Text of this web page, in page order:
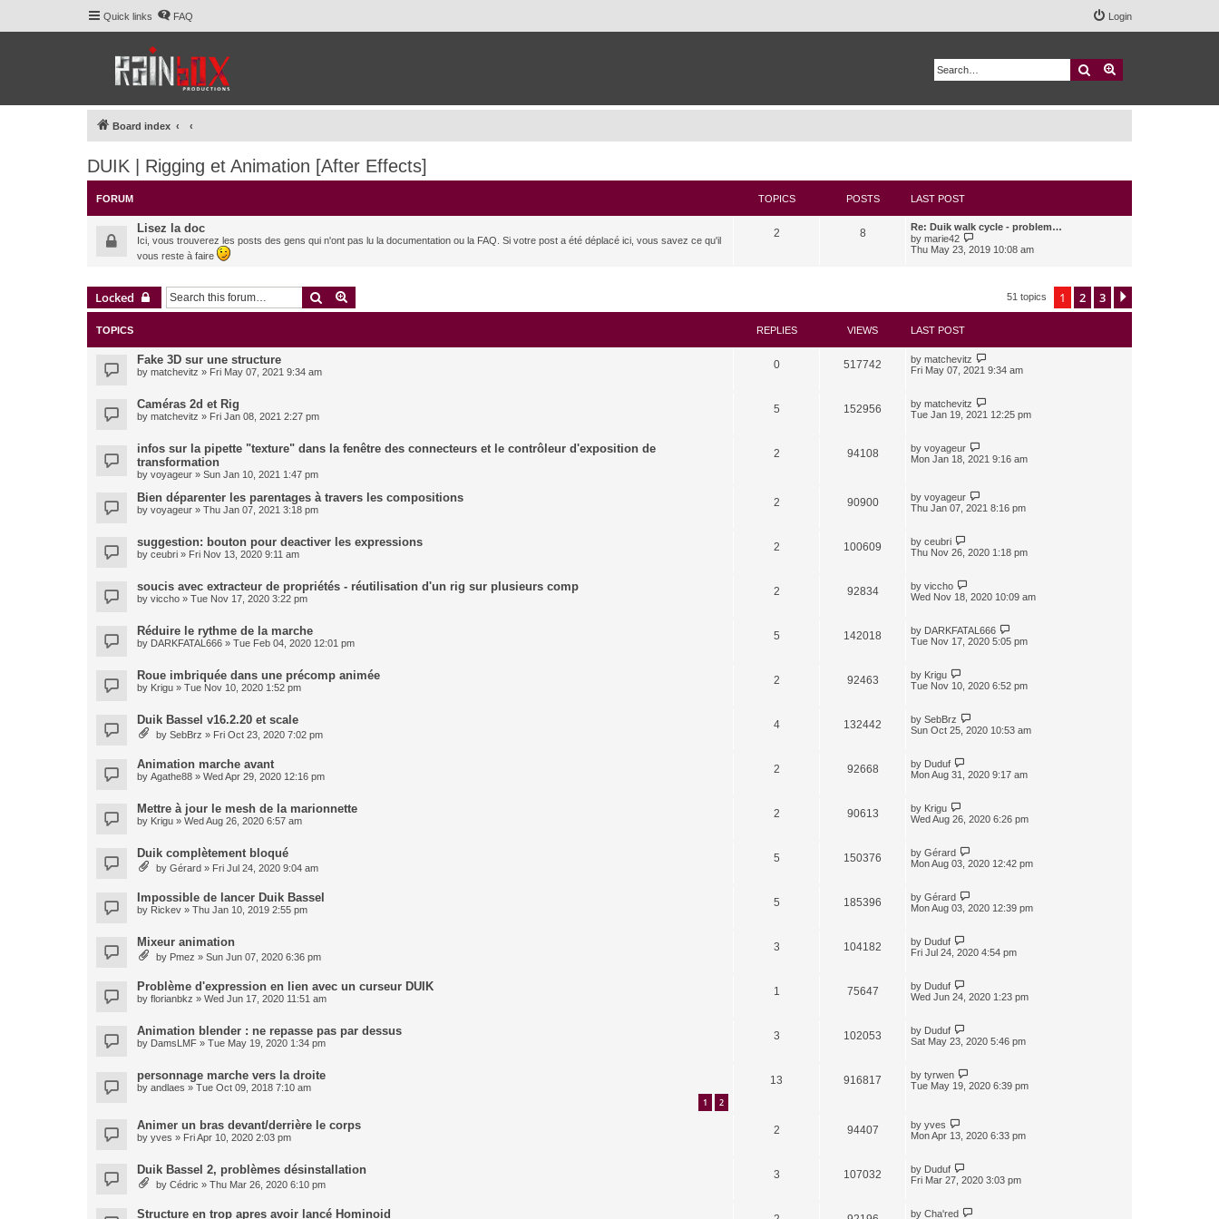
Quick links FAQ Login
Search
Board index
DUIK | Rigging et Animation [After Effects]
FORUM TOPICS POSTS LAST POST
Lisez la doc
Ici, vous trouverez les posts des gens qui n'ont pas lu la documentation ou la FAQ. Si votre post a été déplacé ici, vous savez ce qu'il
vous reste à faire
2 8
Re: Duik walk cycle - problem…
by marie42
i
l
e
s
t
s
t
Thu May 23, 2019 10:08 am
Locked Search 51 topics 1 2 3
TOPICS REPLIES VIEWS LAST POST
Fake 3D sur une structure
by matchevitz » Fri May 07, 2021 9:34 am
0 517742 by matchevitz
Fri May 07, 2021 9:34 am
Caméras 2d et Rig
by matchevitz » Fri Jan 08, 2021 2:27 pm
5 152956 by matchevitz
Tue Jan 19, 2021 12:25 pm
infos sur la pipette "texture" dans la fenêtre des connecteurs et le contrôleur d'exposition de
transformation
by voyageur » Sun Jan 10, 2021 1:47 pm
2 94108 by voyageur
Mon Jan 18, 2021 9:16 am
Bien déparenter les parentages à travers les compositions
by voyageur » Thu Jan 07, 2021 3:18 pm
2 90900 by voyageur
Thu Jan 07, 2021 8:16 pm
suggestion: bouton pour deactiver les expressions
by ceubri » Fri Nov 13, 2020 9:11 am
2 100609 by ceubri
Thu Nov 26, 2020 1:18 pm
soucis avec extracteur de propriétés - réutilisation d'un rig sur plusieurs comp
by viccho » Tue Nov 17, 2020 3:22 pm
2 92834 by viccho
Wed Nov 18, 2020 10:09 am
Réduire le rythme de la marche
by DARKFATAL666 » Tue Feb 04, 2020 12:01 pm
5 142018 by DARKFATAL666
Tue Nov 17, 2020 5:05 pm
Roue imbriquée dans une précomp animée
by Krigu » Tue Nov 10, 2020 1:52 pm
2 92463 by Krigu
Tue Nov 10, 2020 6:52 pm
Duik Bassel v16.2.20 et scale
by SebBrz » Fri Oct 23, 2020 7:02 pm
4 132442 by SebBrz
Sun Oct 25, 2020 10:53 am
Animation marche avant
by Agathe88 » Wed Apr 29, 2020 12:16 pm
2 92668 by Duduf
Mon Aug 31, 2020 9:17 am
Mettre à jour le mesh de la marionnette
by Krigu » Wed Aug 26, 2020 6:57 am
2 90613 by Krigu
Wed Aug 26, 2020 6:26 pm
Duik complètement bloqué
by Gérard » Fri Jul 24, 2020 9:04 am
5 150376 by Gérard
Mon Aug 03, 2020 12:42 pm
Impossible de lancer Duik Bassel
by Rickev » Thu Jan 10, 2019 2:55 pm
5 185396 by Gérard
Mon Aug 03, 2020 12:39 pm
Mixeur animation
by Pmez » Sun Jun 07, 2020 6:36 pm
3 104182 by Duduf
Fri Jul 24, 2020 4:54 pm
Problème d'expression en lien avec un curseur DUIK
by florianbkz » Wed Jun 17, 2020 11:51 am
1 75647 by Duduf
Wed Jun 24, 2020 1:23 pm
Animation blender : ne repasse pas par dessus
by DamsLMF » Tue May 19, 2020 1:34 pm
3 102053 by Duduf
Sat May 23, 2020 5:46 pm
personnage marche vers la droite
by andlaes » Tue Oct 09, 2018 7:10 am
1 2
13 916817 by tyrwen
Tue May 19, 2020 6:39 pm
Animer un bras devant/derrière le corps
by yves » Fri Apr 10, 2020 2:03 pm
2 94407 by yves
Mon Apr 13, 2020 6:33 pm
Duik Bassel 2, problèmes désinstallation
by Cédric » Thu Mar 26, 2020 6:10 pm
3 107032 by Duduf
Fri Mar 27, 2020 3:03 pm
Structure en trop apres avoir lancé Hominoid by Cha'red